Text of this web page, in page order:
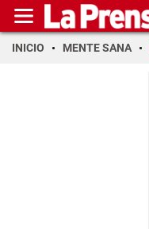
INICIO MENTE SANA